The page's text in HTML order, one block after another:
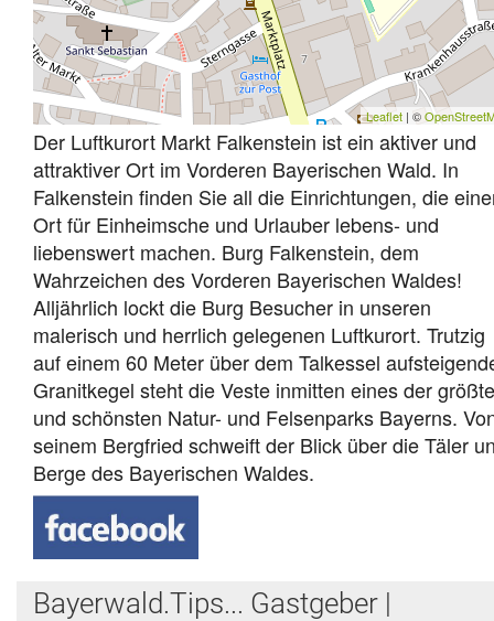
Leaflet | ©
Der Luftkurort Markt Falkenstein ist ein aktiver und
attraktiver Ort im Vorderen Bayerischen Wald. In
Falkenstein finden Sie all die Einrichtungen, die
Ort für Einheimsche und Urlauber lebens- und
liebenswert machen. Burg Falkenstein, dem
Wahrzeichen des Vorderen Bayerischen Waldes!
Alljährlich lockt die Burg Besucher in unseren
malerisch und herrlich gelegenen Luftkurort. Trutzig
auf einem 60 Meter über dem Talkessel
Granitkegel steht die Veste inmitten eines der
und schönsten Natur- und Felsenparks Bayerns.
seinem Bergfried schweift der Blick über die Täler
Berge des Bayerischen Waldes.
Bayerwald.Tips... Gastgeber |